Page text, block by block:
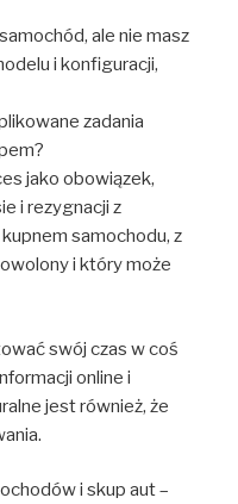
ale nie masz
i konfiguracji,
zadania
jako obowiązek,
i rezygnacji z
samochodu, z
i który może
swój czas w coś
online i
jest również, że
i skup aut –